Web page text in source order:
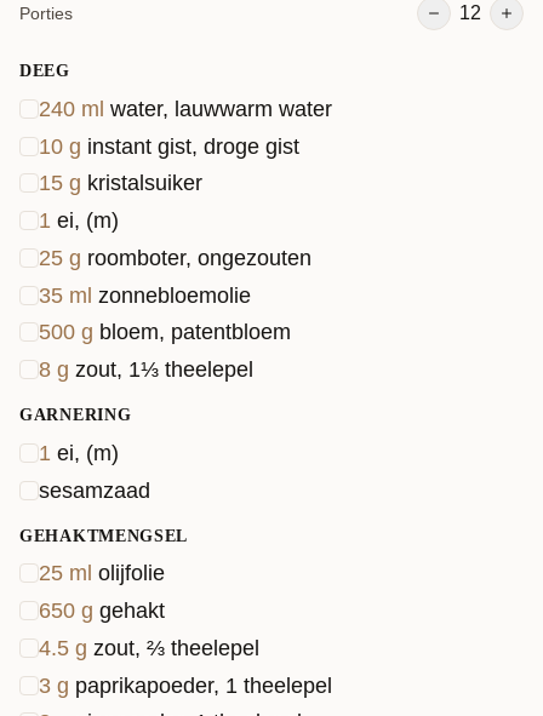
Porties 12
DEEG
240 ml water, lauwwarm water
10 g instant gist, droge gist
15 g kristalsuiker
1 ei, (m)
25 g roomboter, ongezouten
35 ml zonnebloemolie
500 g bloem, patentbloem
8 g zout, 1⅓ theelepel
GARNERING
1 ei, (m)
sesamzaad
GEHAKTMENGSEL
25 ml olijfolie
650 g gehakt
4.5 g zout, ⅔ theelepel
3 g paprikapoeder, 1 theelepel